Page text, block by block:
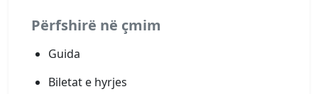
Përfshirë në çmim
Guida
Biletat e hyrjes